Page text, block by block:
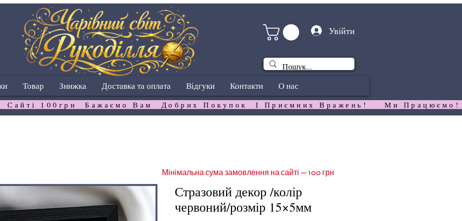
Увійти
Товар Знижка Доставка та оплата Відгуки Контакти О нас
100грн  Бажаємо Вам  Добрих Покупок  І Приємних Вражень!
Стразовий декор /колір
червоний/розмір 15×5мм
Мінімальна сума замовлення на сайті — 100 грн